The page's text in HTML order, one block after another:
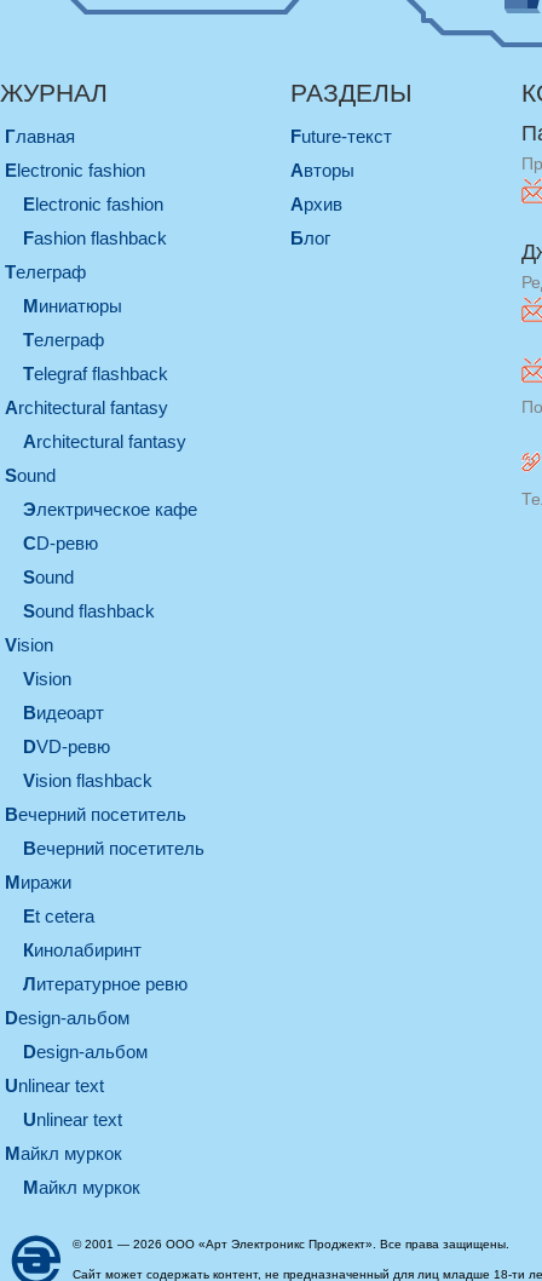
ЖУРНАЛ
Главная
electronic fashion
electronic fashion
Fashion flashback
телеграф
миниатюры
телеграф
Telegraf flashback
architectural fantasy
architectural fantasy
sound
электрическое кафе
CD-ревю
sound
Sound flashback
vision
vision
видеоарт
DVD-ревю
Vision flashback
вечерний посетитель
вечерний посетитель
миражи
et cetera
кинолабиринт
литературное ревю
design-альбом
design-альбом
unlinear text
Unlinear text
майкл муркок
майкл муркок
РАЗДЕЛЫ
Future-текст
Авторы
Архив
Блог
© 2001 — 2026 ООО «Арт Электроникс Проджект». Все права защищены.
Сайт может содержать контент, не предназначенный для лиц младше 18-ти